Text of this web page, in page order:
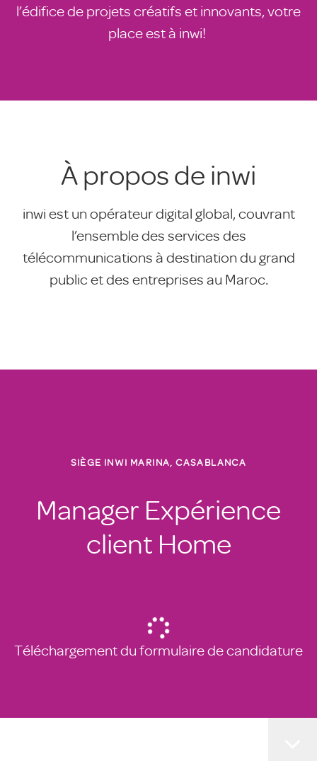
l’édifice de projets créatifs et innovants, votre
place est à inwi!
À propos de inwi
inwi est un opérateur digital global, couvrant
l’ensemble des services des
télécommunications à destination du grand
public et des entreprises au Maroc.
SIÈGE INWI MARINA, CASABLANCA
Manager Expérience
client Home
Téléchargement du formulaire de candidature